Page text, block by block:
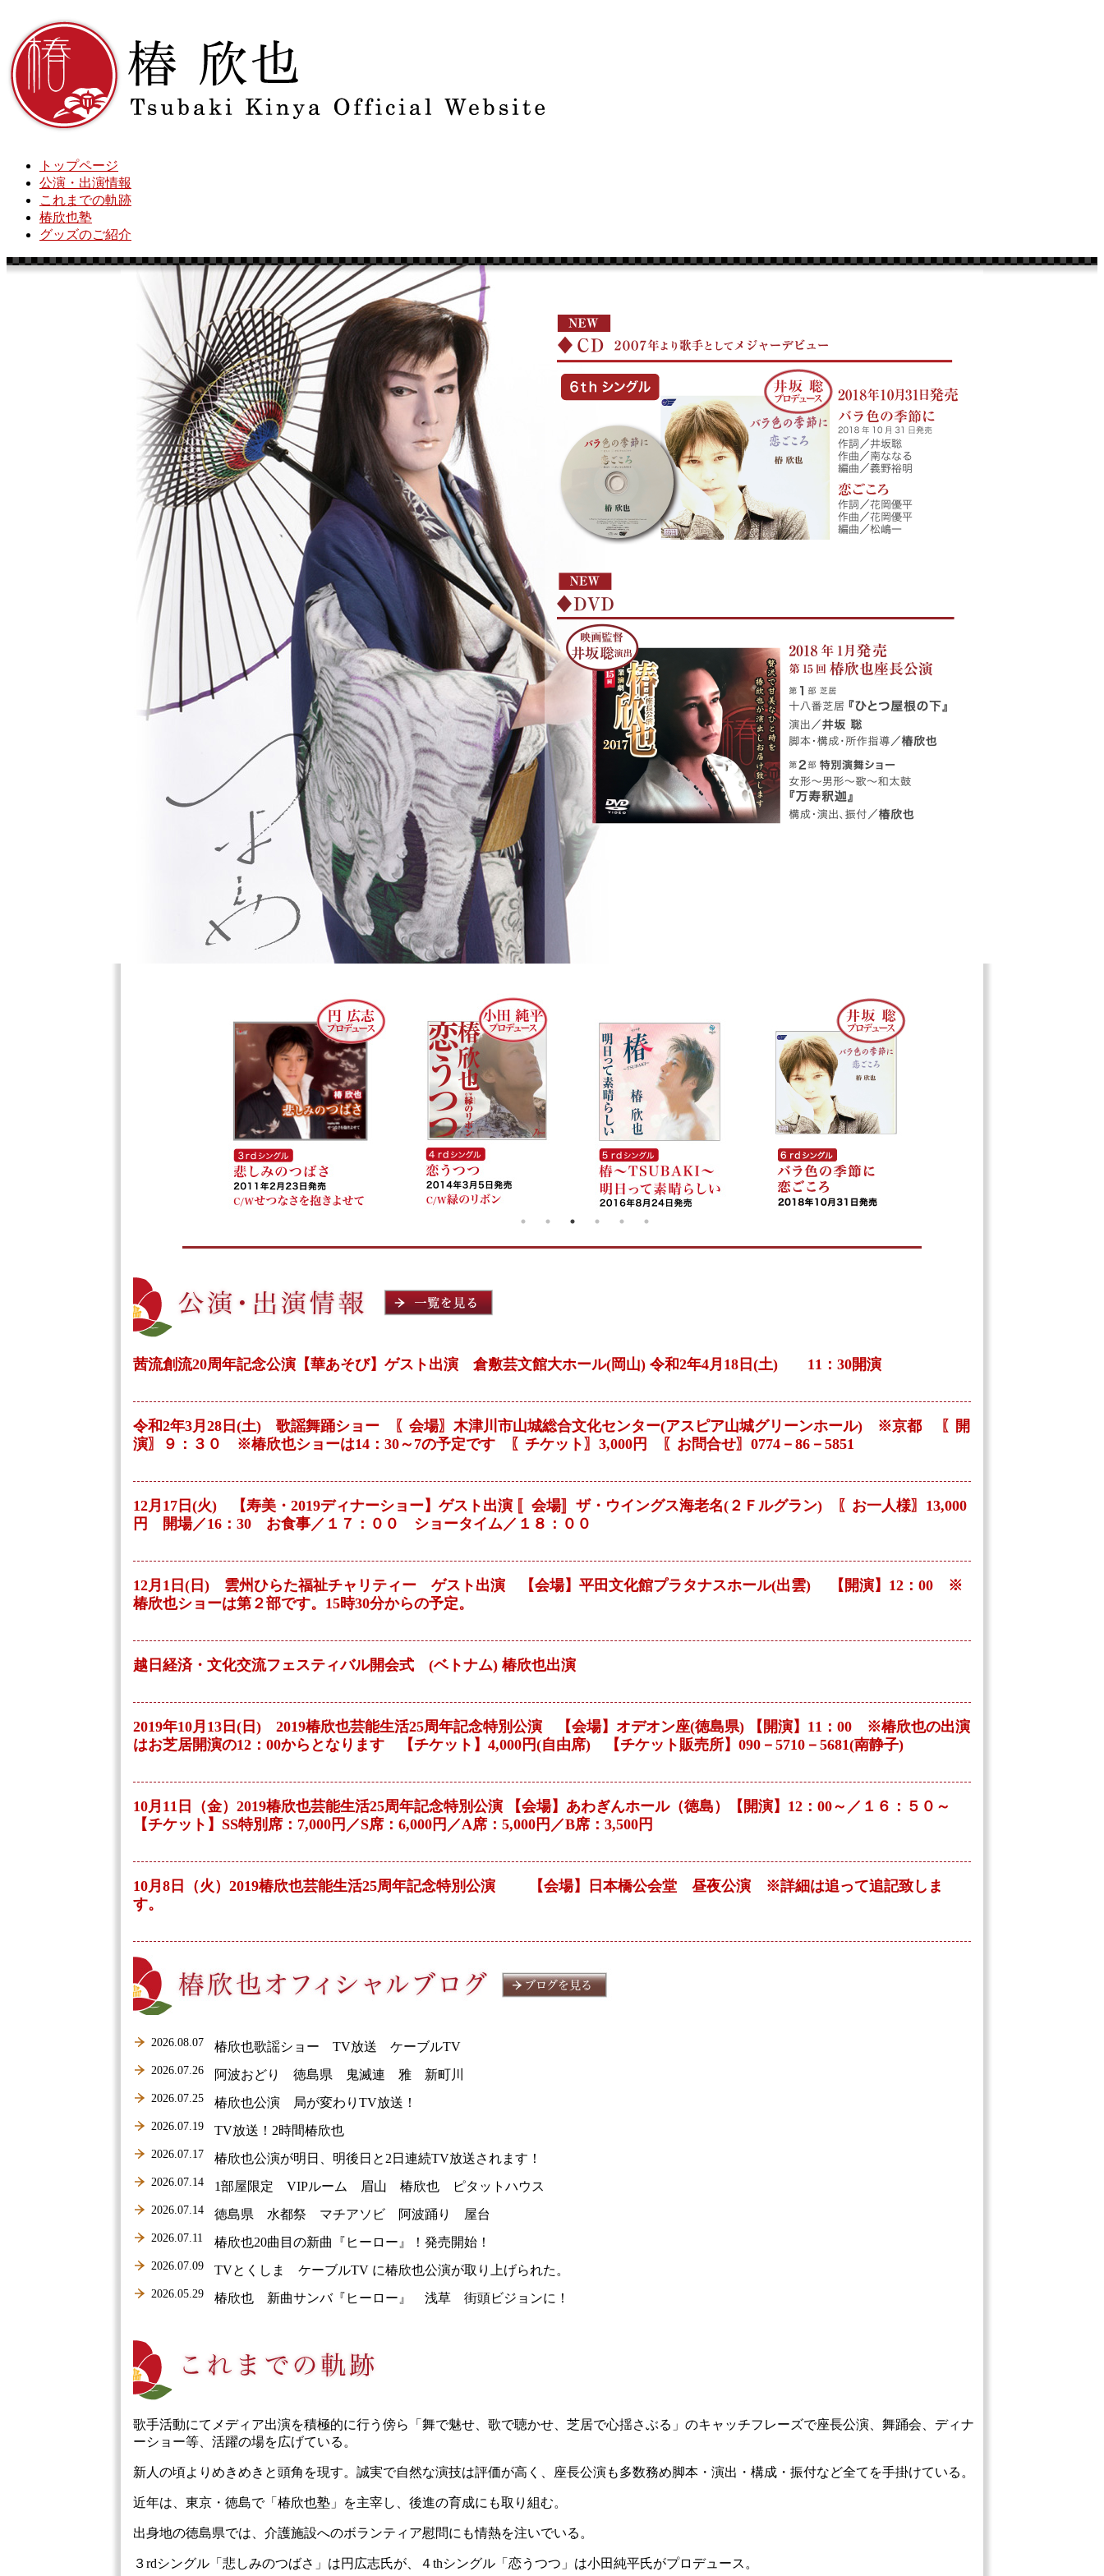
トップページ
公演・出演情報
これまでの軌跡
椿欣也塾
グッズのご紹介
茜流創流20周年記念公演【華あそび】ゲスト出演 倉敷芸文館大ホール(岡山) 令和2年4月18日(土) 11：30開演
令和2年3月28日(土) 歌謡舞踊ショー 〖会場〗木津川市山城総合文化センター(アスピア山城グリーンホール) ※京都 〖開
演〗９：３０ ※椿欣也ショーは14：30～7の予定です 〖チケット〗3,000円 〖お問合せ〗0774－86－5851
12月17日(火) 【寿美・2019ディナーショー】ゲスト出演 〚会場〛ザ・ウイングス海老名(２Ｆルグラン) 〖お一人様〗13,000
円 開場／16：30 お食事／１７：００ ショータイム／１８：００
12月1日(日) 雲州ひらた福祉チャリティー ゲスト出演 【会場】平田文化館プラタナスホール(出雲) 【開演】12：00 ※
椿欣也ショーは第２部です。15時30分からの予定。
越日経済・文化交流フェスティバル開会式 (ベトナム) 椿欣也出演
2019年10月13日(日) 2019椿欣也芸能生活25周年記念特別公演 【会場】オデオン座(徳島県) 【開演】11：00 ※椿欣也の出演
はお芝居開演の12：00からとなります 【チケット】4,000円(自由席) 【チケット販売所】090－5710－5681(南静子)
10月11日（金）2019椿欣也芸能生活25周年記念特別公演 【会場】あわぎんホール（徳島）【開演】12：00～／１６：５０～
【チケット】SS特別席：7,000円／S席：6,000円／A席：5,000円／B席：3,500円
10月8日（火）2019椿欣也芸能生活25周年記念特別公演 【会場】日本橋公会堂 昼夜公演 ※詳細は追って追記致しま
す。
2026.08.07 椿欣也歌謡ショー TV放送 ケーブルTV
2026.07.26 阿波おどり 徳島県 鬼滅連 雅 新町川
2026.07.25 椿欣也公演 局が変わりTV放送！
2026.07.19 TV放送！2時間椿欣也
2026.07.17 椿欣也公演が明日、明後日と2日連続TV放送されます！
2026.07.14 1部屋限定 VIPルーム 眉山 椿欣也 ピタットハウス
2026.07.14 徳島県 水都祭 マチアソビ 阿波踊り 屋台
2026.07.11 椿欣也20曲目の新曲『ヒーロー』！発売開始！
2026.07.09 TVとくしま ケーブルTV に椿欣也公演が取り上げられた。
2026.05.29 椿欣也 新曲サンバ『ヒーロー』 浅草 街頭ビジョンに！
歌手活動にてメディア出演を積極的に行う傍ら「舞で魅せ、歌で聴かせ、芝居で心揺さぶる」のキャッチフレーズで座長公演、舞踊会、ディナ
ーショー等、活躍の場を広げている。
新人の頃よりめきめきと頭角を現す。誠実で自然な演技は評価が高く、座長公演も多数務め脚本・演出・構成・振付など全てを手掛けている。
近年は、東京・徳島で「椿欣也塾」を主宰し、後進の育成にも取り組む。
出身地の徳島県では、介護施設へのボランティア慰問にも情熱を注いでいる。
３rdシングル「悲しみのつばさ」は円広志氏が、４thシングル「恋うつつ」は小田純平氏がプロデュース。